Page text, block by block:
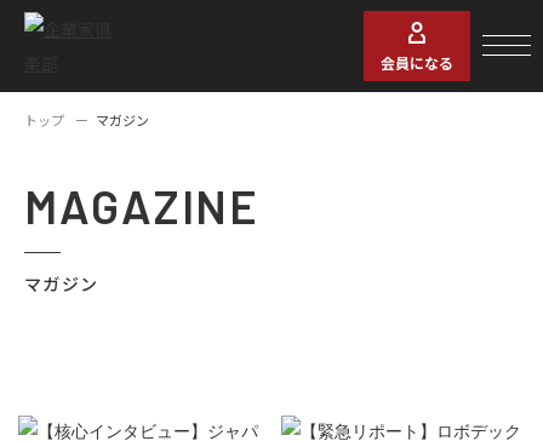
会員になる
トップ マガジン
MAGAZINE
マガジン